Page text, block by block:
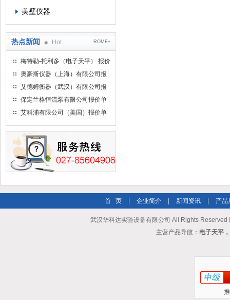
美壁仪器
热点新闻 Hot ROME+
梅特勒-托利多（电子天平） 报价
单
奥豪斯仪器（上海）有限公司报
价单
艾德姆衡器（武汉）有限公司报
价单
保定兰格恒流泵有限公司报价单
艾科浦有限公司（美国）报价单
首 页 企业简介 新闻资讯 产品
武汉华科达实验设备有限公司 All Rights Reserved
主营产品导航： 电子天平